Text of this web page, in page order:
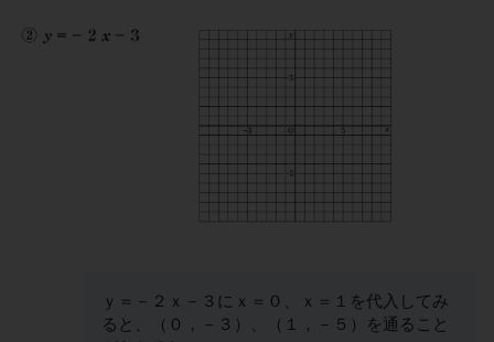
ｙ＝－２ｘ－３にｘ＝０、ｘ＝１を代入してみ
ると、（０，－３）、（１，－５）を通ること